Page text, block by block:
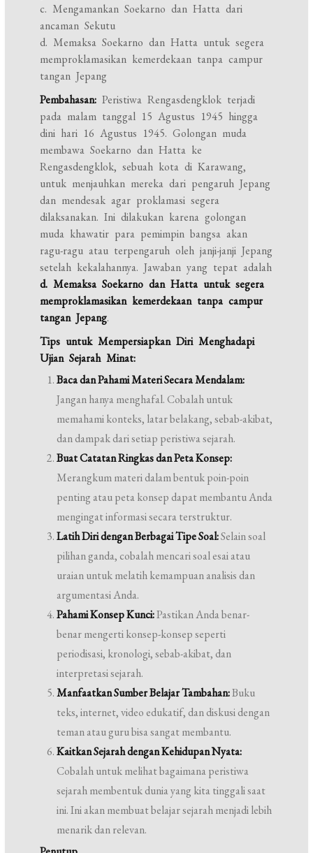
c. Mengamankan Soekarno dan Hatta dari
ancaman Sekutu
d. Memaksa Soekarno dan Hatta untuk segera
memproklamasikan kemerdekaan tanpa campur
tangan Jepang
Pembahasan: Peristiwa Rengasdengklok terjadi
pada malam tanggal 15 Agustus 1945 hingga
dini hari 16 Agustus 1945. Golongan muda
membawa Soekarno dan Hatta ke
Rengasdengklok, sebuah kota di Karawang,
untuk menjauhkan mereka dari pengaruh Jepang
dan mendesak agar proklamasi segera
dilaksanakan. Ini dilakukan karena golongan
muda khawatir para pemimpin bangsa akan
ragu-ragu atau terpengaruh oleh janji-janji Jepang
setelah kekalahannya. Jawaban yang tepat adalah
d. Memaksa Soekarno dan Hatta untuk segera
memproklamasikan kemerdekaan tanpa campur
tangan Jepang.
Tips untuk Mempersiapkan Diri Menghadapi
Ujian Sejarah Minat:
Baca dan Pahami Materi Secara Mendalam:
Jangan hanya menghafal. Cobalah untuk
memahami konteks, latar belakang, sebab-akibat,
dan dampak dari setiap peristiwa sejarah.
Buat Catatan Ringkas dan Peta Konsep:
Merangkum materi dalam bentuk poin-poin
penting atau peta konsep dapat membantu Anda
mengingat informasi secara terstruktur.
Latih Diri dengan Berbagai Tipe Soal:Selain soal
pilihan ganda, cobalah mencari soal esai atau
uraian untuk melatih kemampuan analisis dan
argumentasi Anda.
Pahami Konsep Kunci:Pastikan Anda benar-
benar mengerti konsep-konsep seperti
periodisasi, kronologi, sebab-akibat, dan
interpretasi sejarah.
Manfaatkan Sumber Belajar Tambahan:Buku
teks, internet, video edukatif, dan diskusi dengan
teman atau guru bisa sangat membantu.
Kaitkan Sejarah dengan Kehidupan Nyata:
Cobalah untuk melihat bagaimana peristiwa
sejarah membentuk dunia yang kita tinggali saat
ini. Ini akan membuat belajar sejarah menjadi lebih
menarik dan relevan.